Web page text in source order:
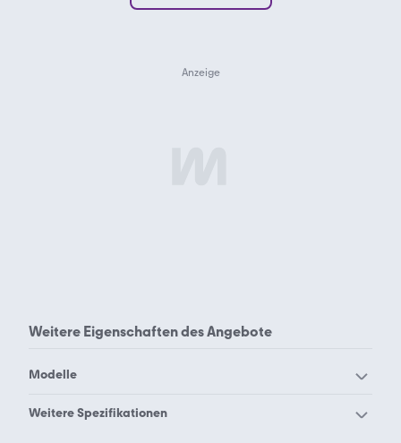
Weitere Eigenschaften desAngebote
Modelle
Ducati 1098 S
Weitere Spezifikationen